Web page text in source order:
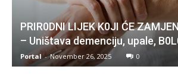
PRIR0DNI LIJEK K0JI ĆE
– Uništava demenciju, upale,
Portal - November 26, 2025 0